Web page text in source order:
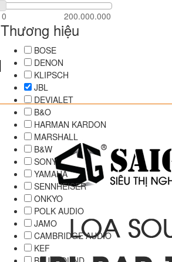
Thương hiệu
BOSE
DENON
KLIPSCH
JBL
DEVIALET
B&O
HARMAN KARDON
MARSHALL
B&W
SONY
YAMAHA
SENNHEISER
ONKYO
POLK AUDIO
JAMO
CAMBRIDGE AUDIO
KEF